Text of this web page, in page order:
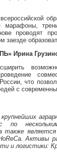
марафоны,
проводят
Ирина
что
с
по
также
Активы
и логистики: